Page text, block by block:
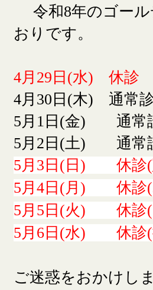
令和8年のゴール
おりです。
4月29日(水) 休診
4月30日(木) 通常
5月1日(金) 通常
5月2日(土) 通常
5月3日(日) 休診(
5月4日(月) 休診(
5月5日(火) 休診(
5月6日(水) 休診(
ご迷惑をおかけし